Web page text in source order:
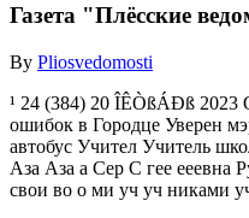
Газета "Плёсские
By Pliosvedomosti
¹ 24 (384) 20 ÎÊÒßÁÐß 2023
ошибок в Городце Уверен
автобус Учител Учитель
Аза Аза а Сер С гее ееевна
свои во о ми уч уч никами